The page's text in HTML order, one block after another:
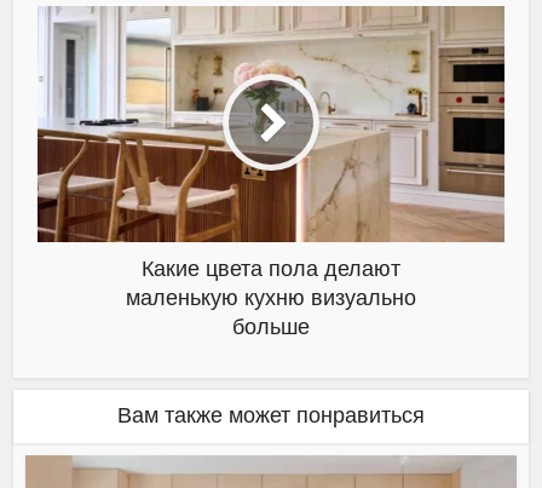
Какие цвета пола делают
маленькую кухню визуально
больше
Вам также может понравиться